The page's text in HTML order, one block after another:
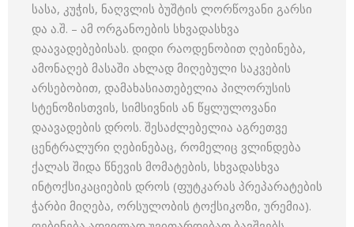
სასა, კუჭის, ნაღვლის ბუშტის ლორწოვანი გარსი
და ა.შ. – ამ ორგანოების სხვადასხვა
დაავადებებისას. დიდი რაოდენობით ღებინება,
ამონაღებ მასაში ახლად მიღებული საკვების
არსებობით, დამახასიათებელია პილორუსის
სტენოზისთვის, სიმსივნის ან წყლულოვანი
დაავადების დროს. შესაძლებელია აგრეთვე
ცენტრალური ღებინებაც, რომელიც ვლინდება
ქალას შიდა წნევის მომატების, სხვადასხვა
ინტოქსიკაციების დროს (ფუტკარას პრეპარატების
ჭარბი მიღება, ორსულობის ტოქსიკოზი, ურემია).